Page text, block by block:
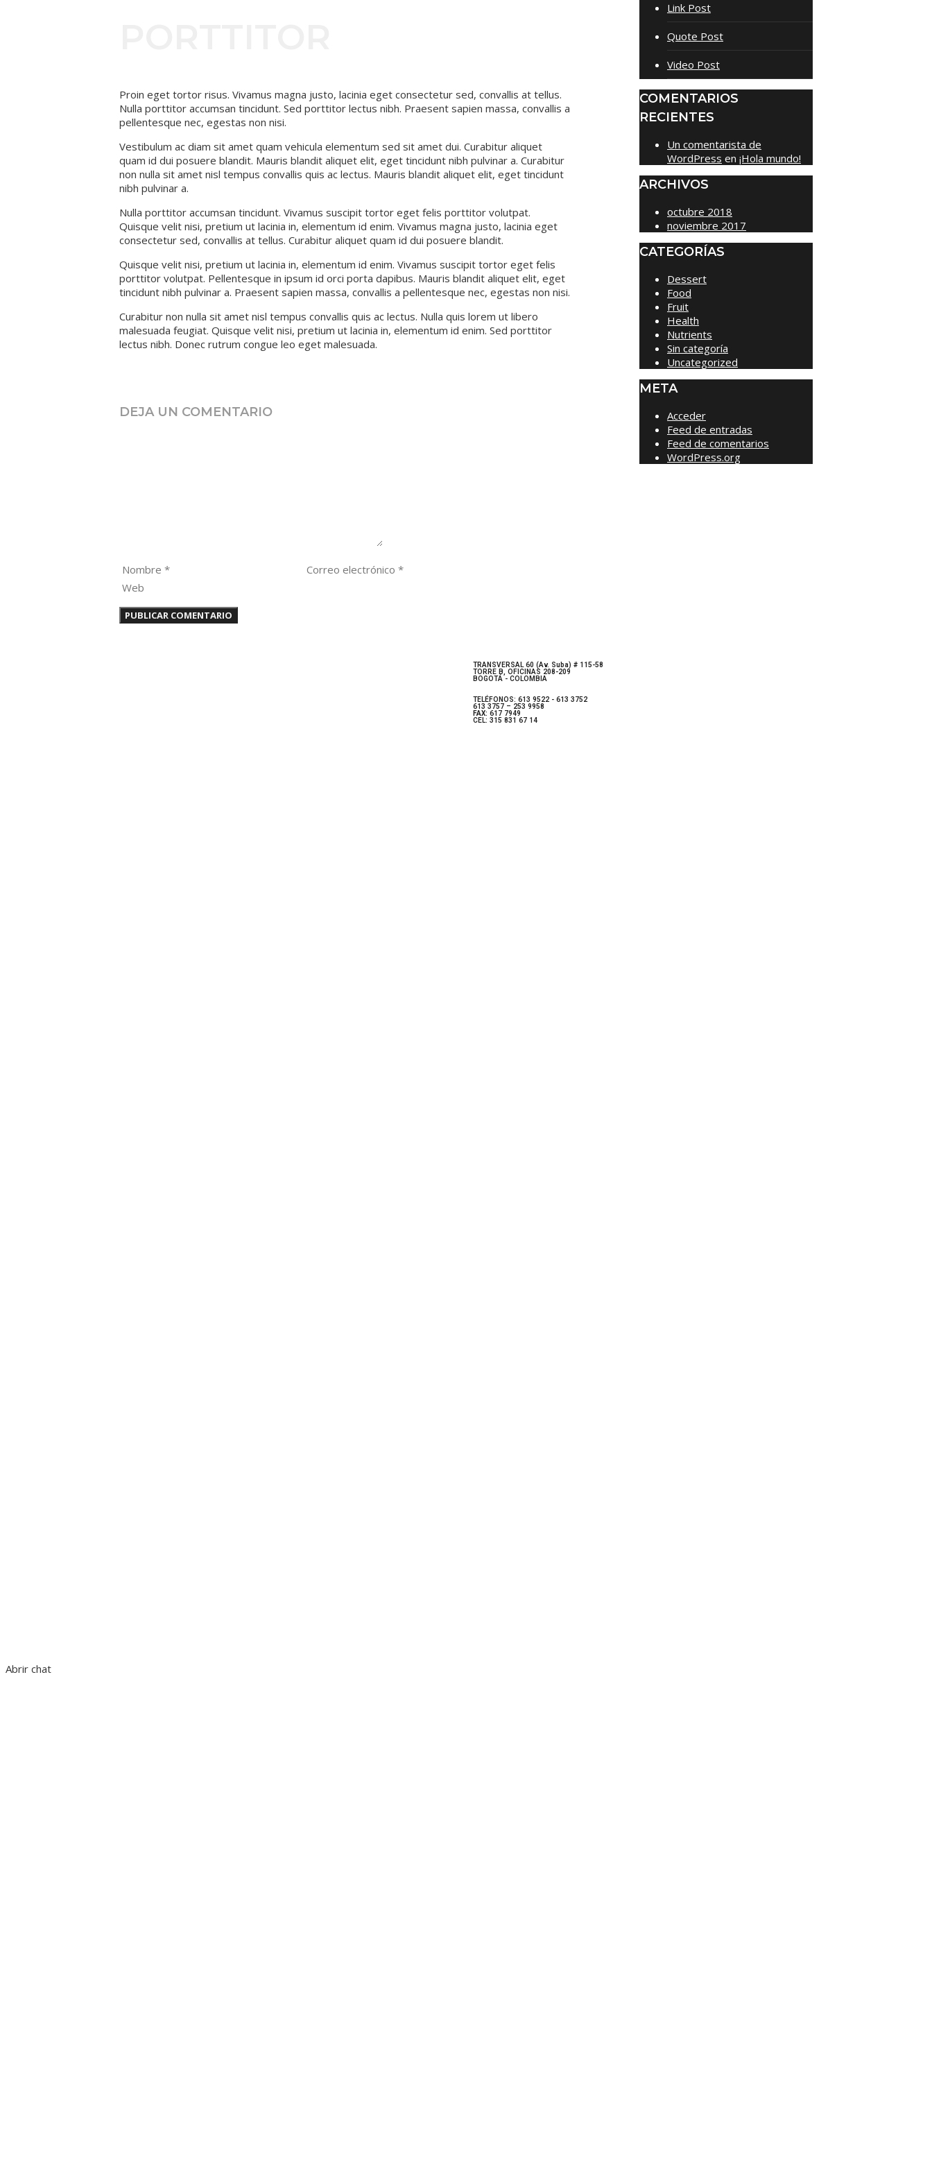
Proin eget tortor risus. Vivamus magna justo, lacinia eget consectetur sed, convallis at tellus.
Nulla porttitor accumsan tincidunt. Sed porttitor lectus nibh. Praesent sapien massa, convallis a
pellentesque nec, egestas non nisi.
Vestibulum ac diam sit amet quam vehicula elementum sed sit amet dui. Curabitur aliquet
quam id dui posuere blandit. Mauris blandit aliquet elit, eget tincidunt nibh pulvinar a. Curabitur
non nulla sit amet nisl tempus convallis quis ac lectus. Mauris blandit aliquet elit, eget tincidunt
nibh pulvinar a.
Nulla porttitor accumsan tincidunt. Vivamus suscipit tortor eget felis porttitor volutpat.
Quisque velit nisi, pretium ut lacinia in, elementum id enim. Vivamus magna justo, lacinia eget
consectetur sed, convallis at tellus. Curabitur aliquet quam id dui posuere blandit.
Quisque velit nisi, pretium ut lacinia in, elementum id enim. Vivamus suscipit tortor eget felis
porttitor volutpat. Pellentesque in ipsum id orci porta dapibus. Mauris blandit aliquet elit, eget
tincidunt nibh pulvinar a. Praesent sapien massa, convallis a pellentesque nec, egestas non nisi.
Curabitur non nulla sit amet nisl tempus convallis quis ac lectus. Nulla quis lorem ut libero
malesuada feugiat. Quisque velit nisi, pretium ut lacinia in, elementum id enim. Sed porttitor
lectus nibh. Donec rutrum congue leo eget malesuada.
DEJA UN COMENTARIO
Link Post
Quote Post
Video Post
COMENTARIOS
RECIENTES
Un comentarista de
WordPress en ¡Hola mundo!
ARCHIVOS
octubre 2018
noviembre 2017
CATEGORÍAS
Dessert
Food
Fruit
Health
Nutrients
Sin categoría
Uncategorized
META
Acceder
Feed de entradas
Feed de comentarios
WordPress.org
TRANSVERSAL 60 (Av. Suba) # 115-58
TORRE B, OFICINAS 208-209
BOGOTÁ - COLOMBIA
TELÉFONOS: 613 9522 - 613 3752
613 3757 – 253 9958
FAX: 617 7949
CEL: 315 831 67 14
Abrir chat